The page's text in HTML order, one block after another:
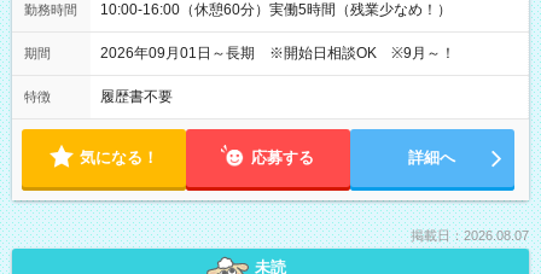
勤務時間 10:00-16:00（休憩60分）実働5時間（残業少なめ！）
期間 2026年09月01日～長期 ※開始日相談OK ※9月～！
特徴 履歴書不要
気になる！ 応募する 詳細へ
掲載日：2026.08.07
未読